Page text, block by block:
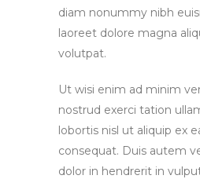
diam nonummy nibh
laoreet dolore magna
volutpat.
Ut wisi enim ad minim
nostrud exerci tation
lobortis nisl ut aliquip ex
consequat. Duis autem
dolor in hendrerit in